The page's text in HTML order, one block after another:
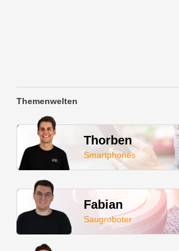
Themenwelten
Thorben
Smartphones
Fabian
Saugroboter